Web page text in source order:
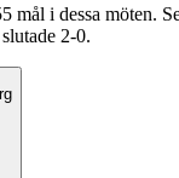
mål i dessa möten.
2-0.